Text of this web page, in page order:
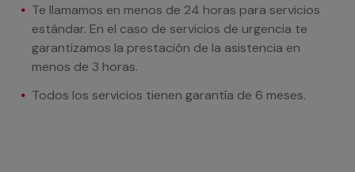
Te llamamos en menos de 24 horas para servicios
estándar. En el caso de servicios de urgencia te
garantizamos la prestación de la asistencia en
menos de 3 horas.
Todos los servicios tienen garantía de 6 meses.